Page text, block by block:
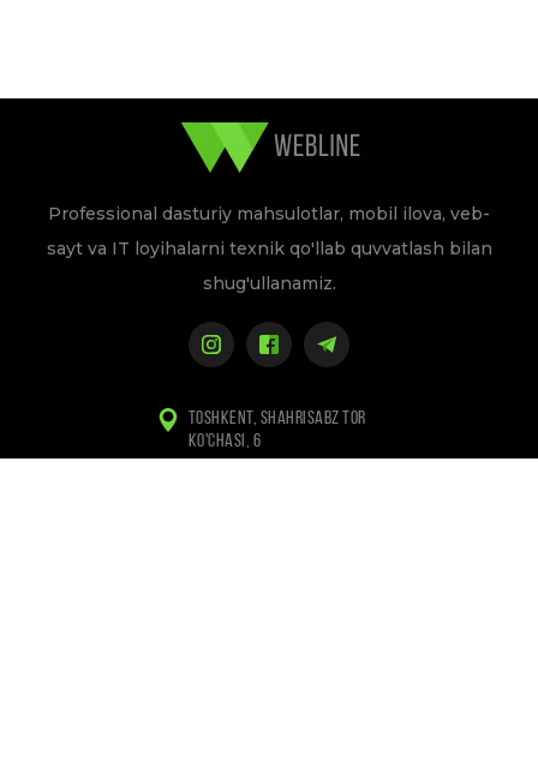
Professional dasturiy mahsulotlar, mobil ilova, veb-
sayt va IT loyihalarni texnik qo'llab quvvatlash bilan
shug'ullanamiz.
TOSHKENT, SHAHRISABZ TOR
KO'CHASI, 6